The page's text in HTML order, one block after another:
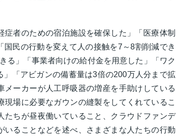
症者のための宿泊施設を確保した」「医療体制
民の行動を変えて人の接触を7～8割削減でき
る」「事業者向けの給付金を用意した」「ワク
「アビガンの備蓄量は3倍の200万人分まで拡
メーカーが人工呼吸器の増産を手助けしている
現場に必要なガウンの縫製をしてくれているこ
たちが昼夜働いていること、クラウドファンデ
いることなどを述べ、さまざまな人たちの行動